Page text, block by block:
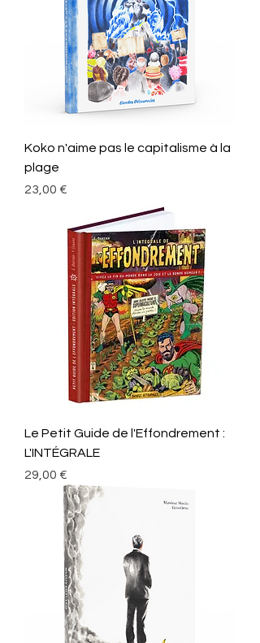
Koko n'aime pas le capitalisme à la
plage
Prix
23,00 €
Le Petit Guide de l'Effondrement :
L'INTÉGRALE
Prix
29,00 €